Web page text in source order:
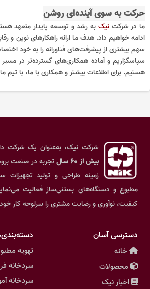
حرکت به سوی آینده‌ای روشن
ما در شرکتنیک به رشد و توسعه پایدار متعهد
ادامه خواهیم داد. هدف ما ارائه راهکارهای نوین و
سهم بیشتری از پیشرفت‌های فناورانه را به خود
سپاسگزاریم و آماده همکاری‌های گسترده‌تر در
هستیم. برای اطلاعات بیشتر و همکاری با ما، با تیم
شرکت نیک، به‌عنوان یک شرکت
بیش از ۶۰ سال
تجربه در صنعت
زمینه طراحی و تولید تجهیزات
مطبوع و دستگاه‌های بستنی‌ساز فعالیت
کیفیت، نوآوری و رضایت مشتری را سرلوحه کار خود
دسترسی آسان
خانه
محصولات
اخبار نیک
تهویه
سردخانه
سردخانه